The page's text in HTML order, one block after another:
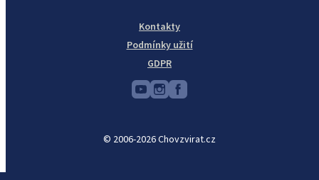
© 2006-2026 Chovzvirat.cz
Kontakty
Podmínky užití
GDPR